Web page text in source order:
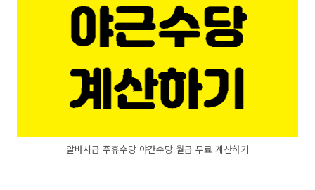
알바시급 주휴수당 야간수당 월급 무료 계산하기